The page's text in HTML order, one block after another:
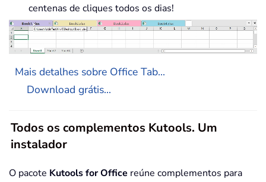
centenas de cliques todos os dias!
Mais detalhes sobre Office Tab...
Download grátis...
Todos os complementos Kutools. Um
instalador
O pacote Kutools for Office reúne complementos para